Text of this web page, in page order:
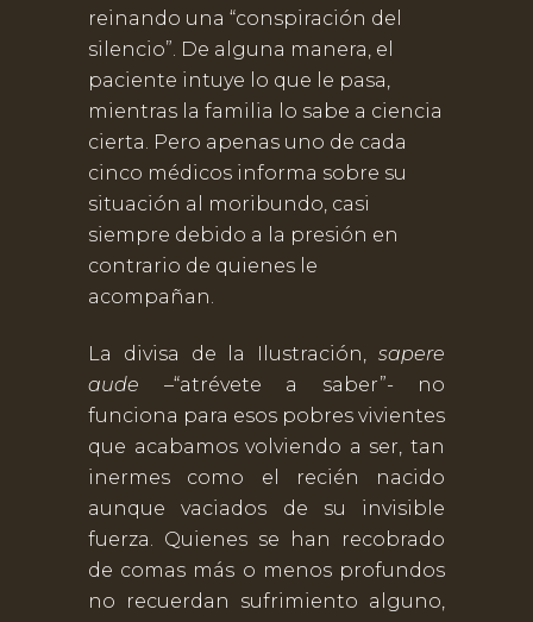
reinando una “conspiración del
silencio”. De alguna manera, el
paciente intuye lo que le pasa,
mientras la familia lo sabe a ciencia
cierta. Pero apenas uno de cada
cinco médicos informa sobre su
situación al moribundo, casi
siempre debido a la presión en
contrario de quienes le
acompañan.
La divisa de la Ilustración, sapere
aude –“atrévete a saber”- no
funciona para esos pobres vivientes
que acabamos volviendo a ser, tan
inermes como el recién nacido
aunque vaciados de su invisible
fuerza. Quienes se han recobrado
de comas más o menos profundos
no recuerdan sufrimiento alguno,